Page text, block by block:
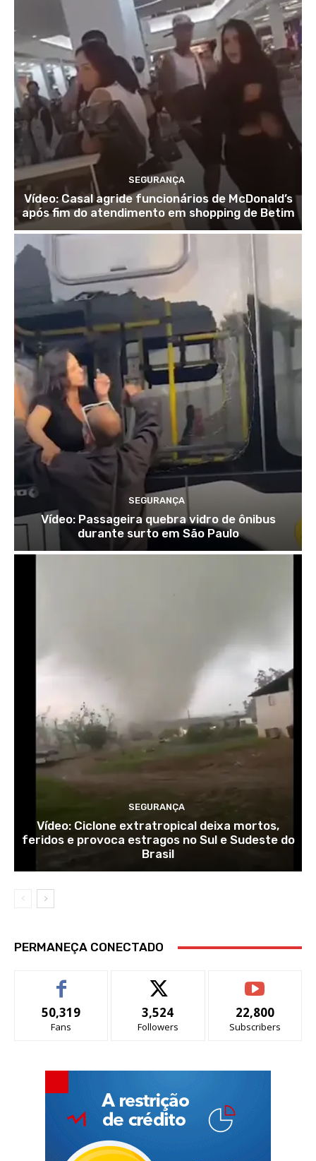
SEGURANÇA
Vídeo: Casal agride funcionários de McDonald’s
após fim do atendimento em shopping de Betim
SEGURANÇA
Vídeo: Passageira quebra vidro de ônibus
durante surto em São Paulo
SEGURANÇA
Vídeo: Ciclone extratropical deixa mortos,
feridos e provoca estragos no Sul e Sudeste do
Brasil
PERMANEÇA CONECTADO
50,319
Fans
3,524
Followers
22,800
Subscribers